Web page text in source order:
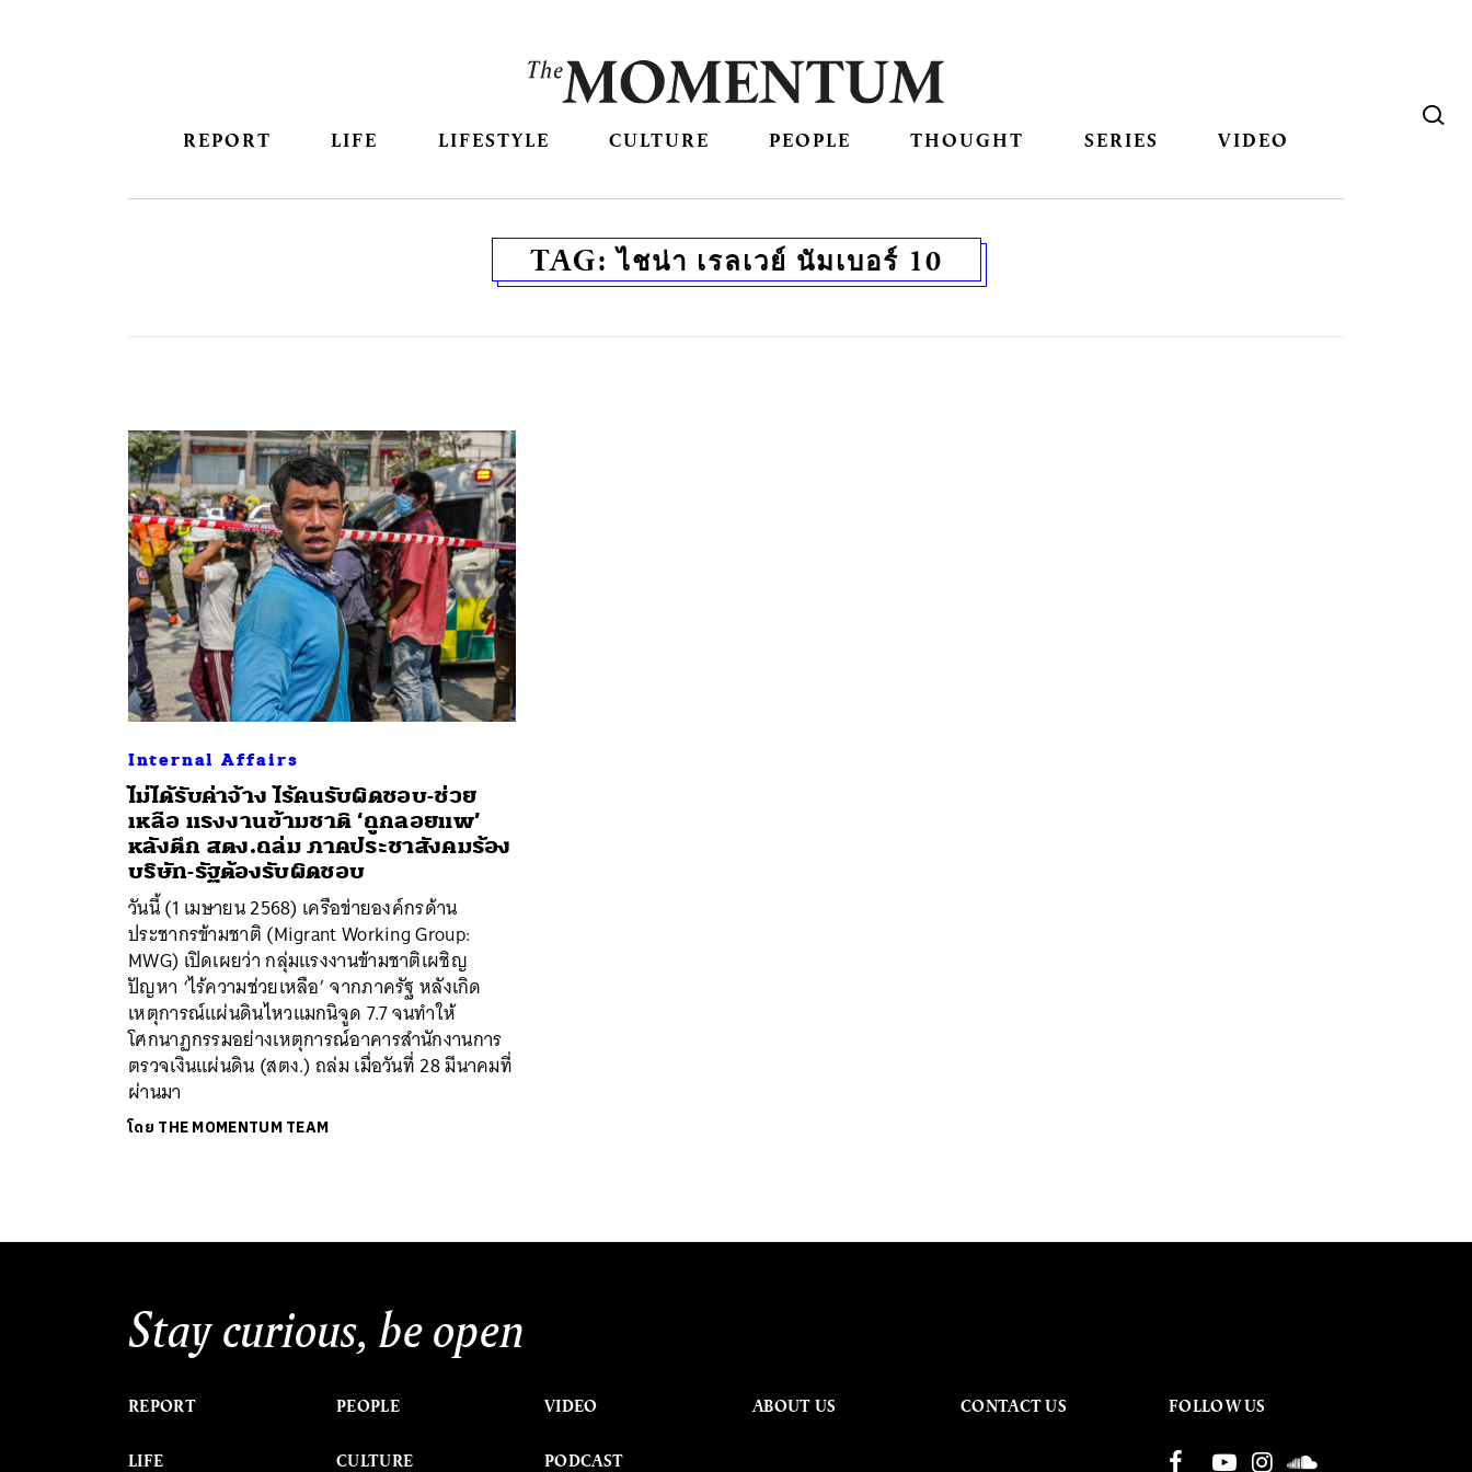
REPORT LIFE LIFESTYLE CULTURE PEOPLE THOUGHT SERIES VIDEO
TAG:ไชน่า เรลเวย์ นัมเบอร์ 10
Internal Affairs
ไม่ได้รับค่าจ้าง ไร้คนรับผิดชอบ-ช่วย
เหลือ แรงงานข้ามชาติ ‘ถูกลอยแพ’
หลังตึก สตง.ถล่ม ภาคประชาสังคมร้อง
บริษัท-รัฐต้องรับผิดชอบ
วันนี้ (1 เมษายน 2568) เครือข่ายองค์กรด้าน
ประชากรข้ามชาติ (Migrant Working Group:
MWG) เปิดเผยว่า กลุ่มแรงงานข้ามชาติเผชิญ
ปัญหา ‘ไร้ความช่วยเหลือ’ จากภาครัฐ หลังเกิด
เหตุการณ์แผ่นดินไหวแมกนิจูด 7.7 จนทำให้
โศกนาฏกรรมอย่างเหตุการณ์อาคารสำนักงานการ
ตรวจเงินแผ่นดิน (สตง.) ถล่ม เมื่อวันที่ 28 มีนาคมที่
ผ่านมา
โดย THE MOMENTUM TEAM
Stay curious, be open
REPORT
LIFE
PEOPLE
CULTURE
VIDEO
PODCAST
ABOUT US CONTACT US FOLLOW US